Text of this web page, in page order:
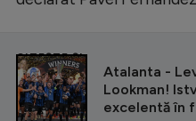
CITEȘTE ȘI
Atalanta -
Lookman!
excelentă în